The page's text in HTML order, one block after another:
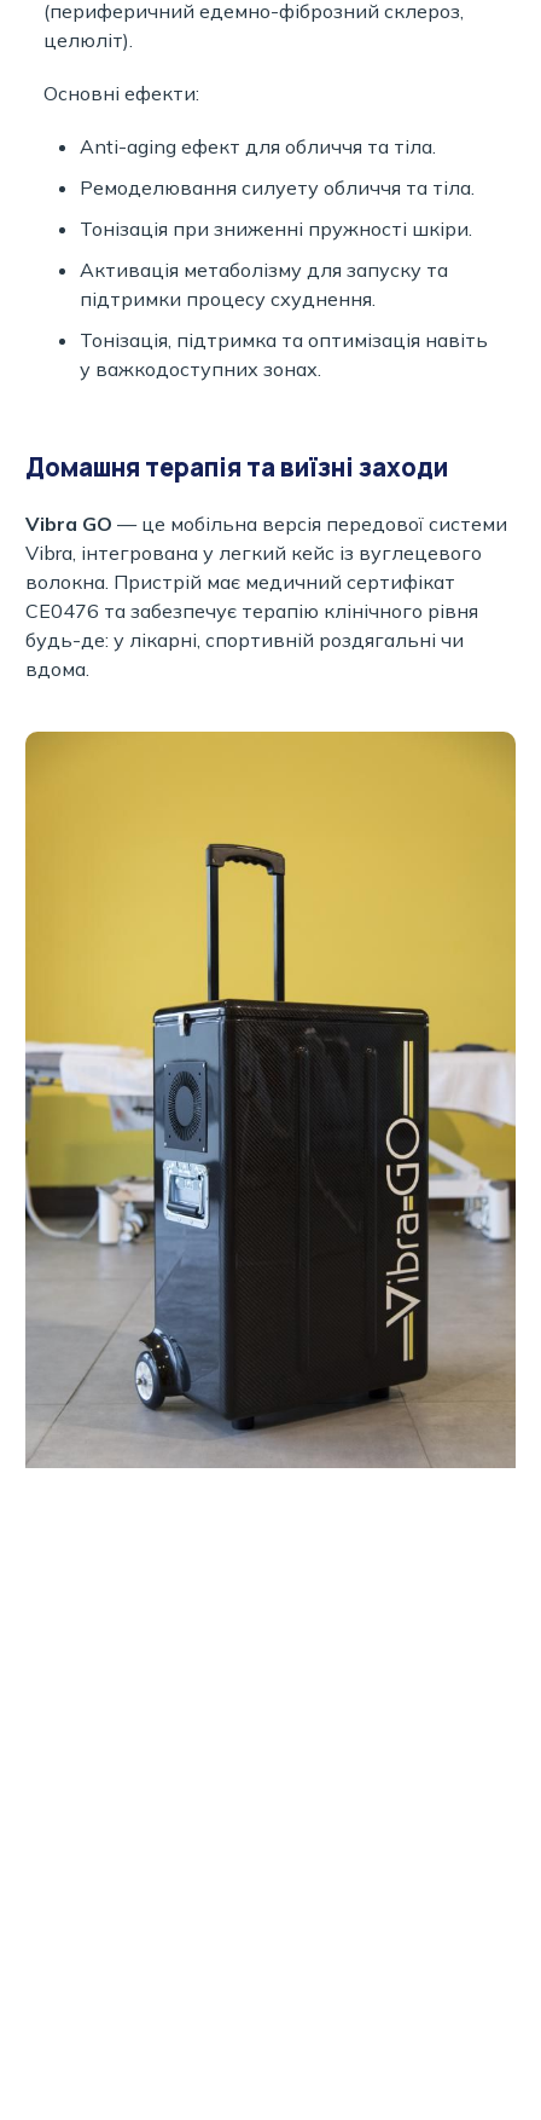
(периферичний едемно-фіброзний склероз,
целюліт).
Основні ефекти:
Anti-aging ефект для обличчя та тіла.
Ремоделювання силуету обличчя та тіла.
Тонізація при зниженні пружності шкіри.
Активація метаболізму для запуску та
підтримки процесу схуднення.
Тонізація, підтримка та оптимізація навіть
у важкодоступних зонах.
Домашня терапія та виїзні заходи
Vibra GO — це мобільна версія передової системи
Vibra, інтегрована у легкий кейс із вуглецевого
волокна. Пристрій має медичний сертифікат
CE0476 та забезпечує терапію клінічного рівня
будь-де: у лікарні, спортивній роздягальні чи
вдома.